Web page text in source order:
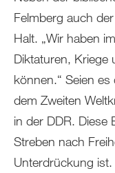
Felmberg auch
Halt. „Wir haben
Diktaturen, Kriege
können.“ Seien
dem Zweiten
in der DDR. Diese
Streben nach
Unterdrückung